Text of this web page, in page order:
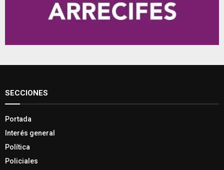
SECCIONES
Portada
Interés general
Política
Policiales